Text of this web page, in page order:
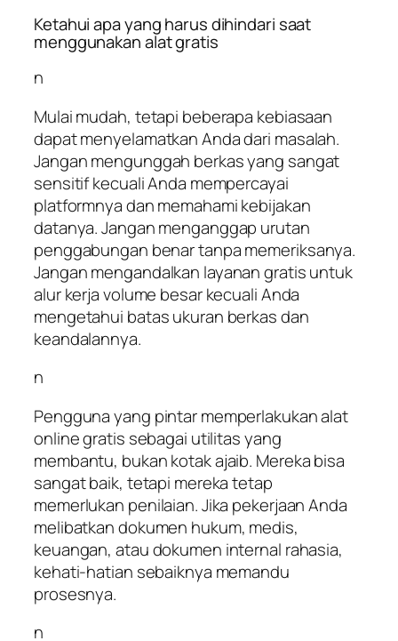
Ketahui apa yang harus dihindari saat
menggunakan alat gratis
n
Mulai mudah, tetapi beberapa kebiasaan
dapat menyelamatkan Anda dari masalah.
Jangan mengunggah berkas yang sangat
sensitif kecuali Anda mempercayai
platformnya dan memahami kebijakan
datanya. Jangan menganggap urutan
penggabungan benar tanpa memeriksanya.
Jangan mengandalkan layanan gratis untuk
alur kerja volume besar kecuali Anda
mengetahui batas ukuran berkas dan
keandalannya.
n
Pengguna yang pintar memperlakukan alat
online gratis sebagai utilitas yang
membantu, bukan kotak ajaib. Mereka bisa
sangat baik, tetapi mereka tetap
memerlukan penilaian. Jika pekerjaan Anda
melibatkan dokumen hukum, medis,
keuangan, atau dokumen internal rahasia,
kehati-hatian sebaiknya memandu
prosesnya.
n